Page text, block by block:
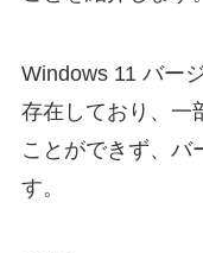
Windows 11 バー
存在しており、一
ことができず、バ
す。